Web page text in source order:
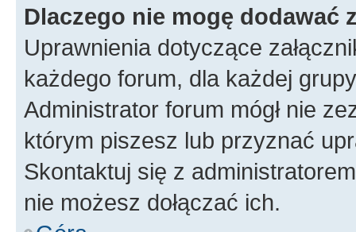
Dlaczego nie mogę dodawać
Uprawnienia dotyczące
każdego forum, dla każdej
Administrator forum mógł nie
którym piszesz lub przyznać
Skontaktuj się z
nie możesz dołączać ich.